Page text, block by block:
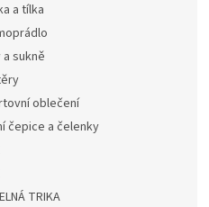
a tílka
sukně
oblečení
čepice a čelenky
TRIKA